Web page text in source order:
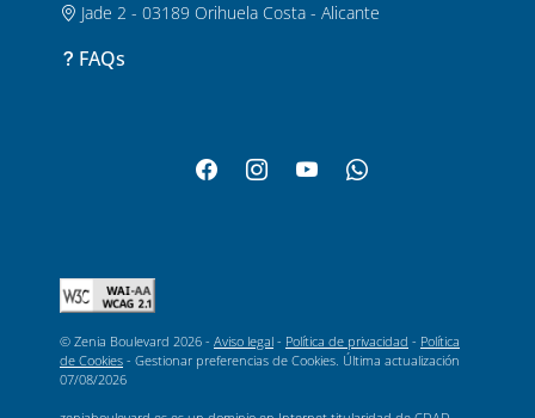
Jade 2 - 03189 Orihuela Costa - Alicante
FAQs
© Zenia Boulevard 2026 - Aviso legal - Política de privacidad - Política
de Cookies - Gestionar preferencias de Cookies . Última actualización
07/08/2026